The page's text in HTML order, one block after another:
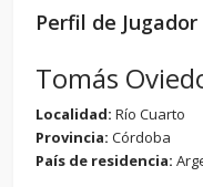
Perfil de Jugador
Tomás
Localidad: Río Cuarto
Provincia: Córdoba
País de residencia: